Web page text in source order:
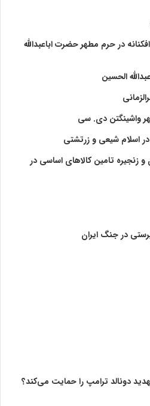
در حرم مطهر حضرت اباعبدالله
الحسین
واشينگتن دی. سی
در اسلام شیعی و زرتشتی
و زنجیره تامین کالاهای اساسی در
در جنگ ایران
دونالد ترامپ را حمایت می‌کند؟